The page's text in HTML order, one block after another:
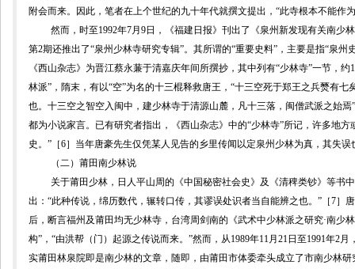
附会而来。因此，笔者在上个世纪的九十年代就撰文提出，“此寺根本不能作
然而，时至1992年7月 9日，《福建日报》刊出了《泉州新发现有关南少
第2期还推出了“泉州少林寺研究专辑”。其所谓的“重要史料”，主要是指“泉
《西山杂志》为晋江蔡永蒹于清嘉庆年间所撰抄，其中列有“少林寺”一节，约
林派”，隋末，有以“空”为名的十三棍释救唐王，“十三空死于郑王之兵燹有七
也。十三空之智空入闽中，建少林寺于清源山麓，凡十三落，闽僧武派之始
都为小说家言。已有研究者指出，《西山杂志》中的“少林寺”所记，许多地
史。”［6］当年唐豪先生仅凭某人见告的乡里传闻以定泉州少林为真，其失
（二）莆田南少林说
关于莆田少林，日人平山周的《中国秘密社会史》及《清稗类钞》等书
出：“此种传说，绵历数代，辗转口传，其谬误处识者当自能辨之也。” ［7］
后，断言福州及莆田均无少林寺， 台湾周剑南的《武术中少林派之研究·南少
构”，“由洪帮（门）起源之传说而来。”然而，从1989年11月 21日至1991年2月
实莆田林泉院即是南少林的文章，随即，由莆田市体委牵头成立了市南少林